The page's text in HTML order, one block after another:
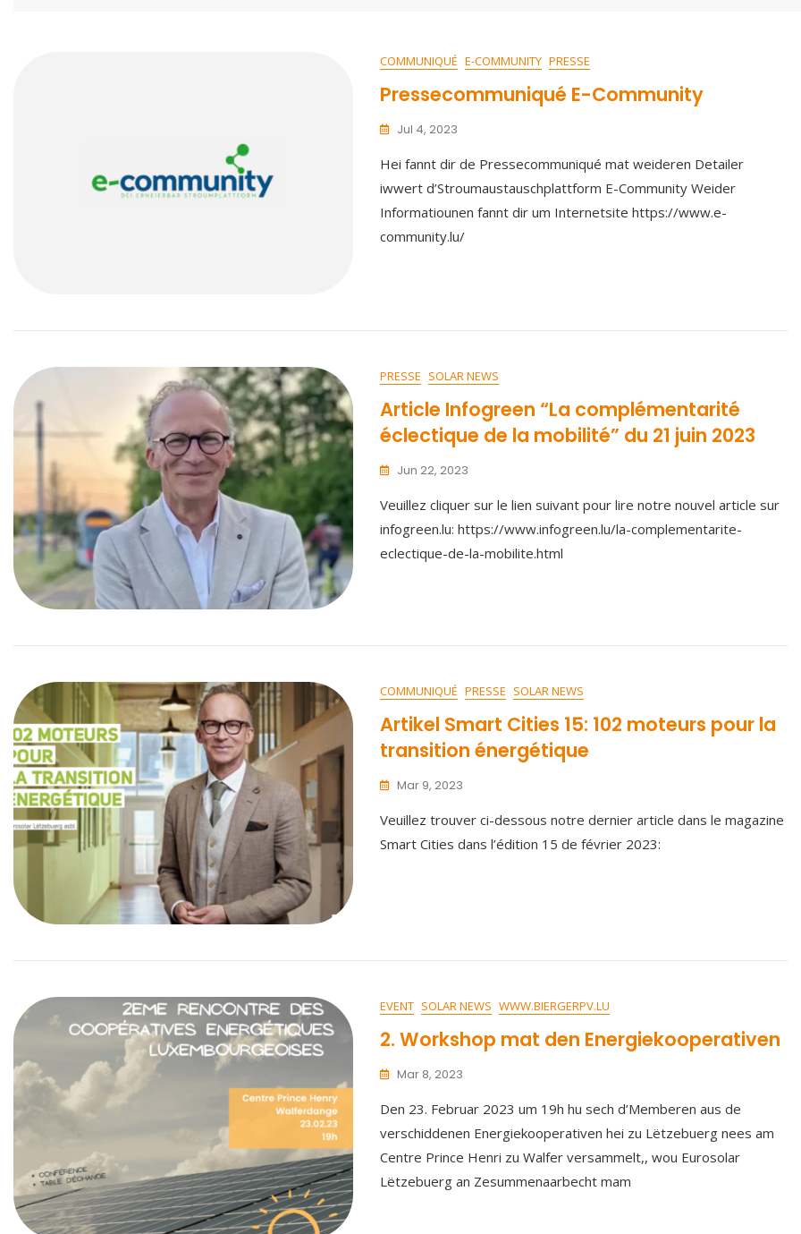
COMMUNIQUÉ E-COMMUNITY PRESSE
Pressecommuniqué E-Community
Jul 4, 2023
Hei fannt dir de Pressecommuniqué mat weideren Detailer
iwwert d’Stroumaustauschplattform E-Community Weider
Informatiounen fannt dir um Internetsite https://www.e-
community.lu/
PRESSE SOLAR NEWS
Article Infogreen “La complémentarité
éclectique de la mobilité” du 21 juin 2023
Jun 22, 2023
Veuillez cliquer sur le lien suivant pour lire notre nouvel article sur
infogreen.lu: https://www.infogreen.lu/la-complementarite-
eclectique-de-la-mobilite.html
COMMUNIQUÉ PRESSE SOLAR NEWS
Artikel Smart Cities 15: 102 moteurs pour la
transition énergétique
Mar 9, 2023
Veuillez trouver ci-dessous notre dernier article dans le magazine
Smart Cities dans l’édition 15 de février 2023:
EVENT SOLAR NEWS WWW.BIERGERPV.LU
2. Workshop mat den Energiekooperativen
Mar 8, 2023
Den 23. Februar 2023 um 19h hu sech d’Memberen aus de
verschiddenen Energiekooperativen hei zu Lëtzebuerg nees am
Centre Prince Henri zu Walfer versammelt,, wou Eurosolar
Lëtzebuerg an Zesummenaarbecht mam